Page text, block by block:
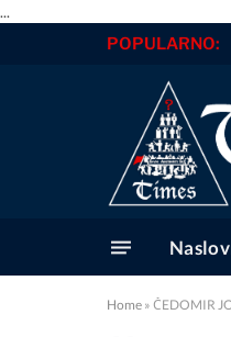
...
POPULARNO:
Home » ČEDOMIR